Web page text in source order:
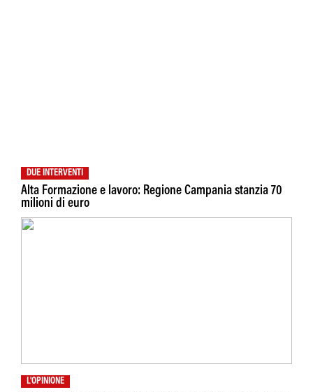
DUE INTERVENTI
Alta Formazione e lavoro: Regione Campania stanzia 70
milioni di euro
L'OPINIONE